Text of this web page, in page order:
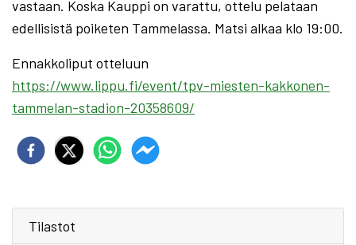
vastaan. Koska Kauppi on varattu, ottelu pelataan
edellisistä poiketen Tammelassa. Matsi alkaa klo 19:00.
Ennakkoliput otteluun
https://www.lippu.fi/event/tpv-miesten-kakkonen-
tammelan-stadion-20358609/
Tilastot